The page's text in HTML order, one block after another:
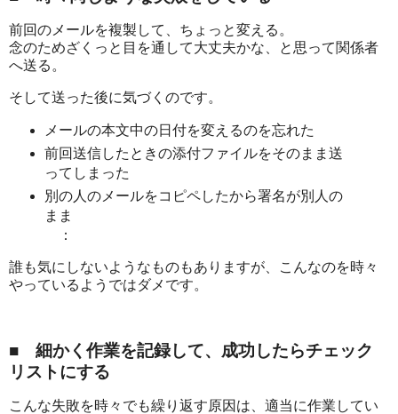
前回のメールを複製して、ちょっと変える。
念のためざくっと目を通して大丈夫かな、と思って関係者
へ送る。
そして送った後に気づくのです。
メールの本文中の日付を変えるのを忘れた
前回送信したときの添付ファイルをそのまま送
ってしまった
別の人のメールをコピペしたから署名が別人の
まま
：
誰も気にしないようなものもありますが、こんなのを時々
やっているようではダメです。
■ 細かく作業を記録して、成功したらチェック
リストにする
こんな失敗を時々でも繰り返す原因は、適当に作業してい